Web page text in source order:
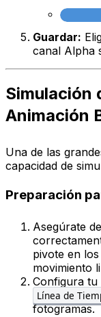
Guardar:
canal Alpha
Simulación
Animación
Una de las
capacidad de
Preparación
Asegúrate
pivote en
movimiento
Configura tu
Línea de
fotogramas.